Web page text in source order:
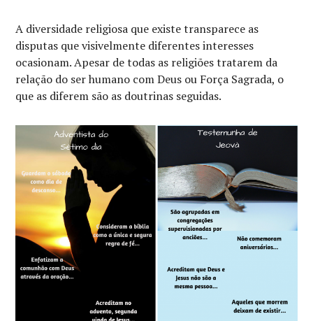
A diversidade religiosa que existe transparece as
disputas que visivelmente diferentes interesses
ocasionam. Apesar de todas as religiões tratarem da
relação do ser humano com Deus ou Força Sagrada, o
que as diferem são as doutrinas seguidas.